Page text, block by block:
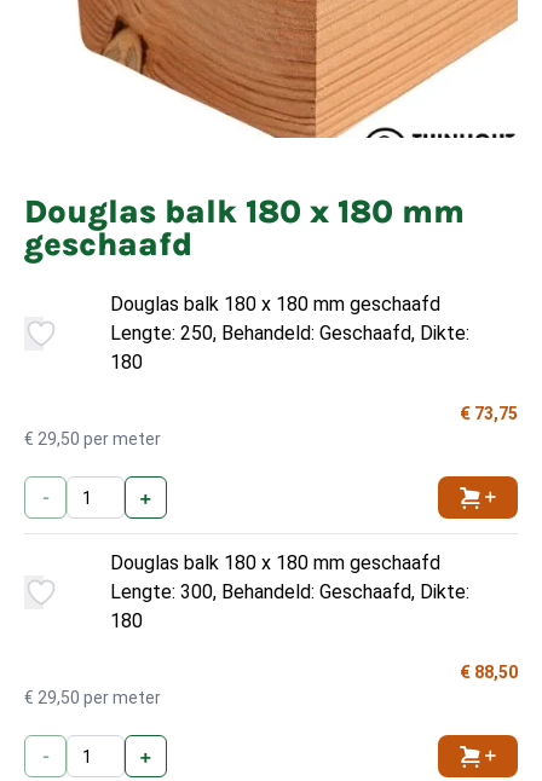
Douglas balk 180 x 180 mm
geschaafd
Douglas balk 180 x 180 mm geschaafd
Lengte: 250, Behandeld: Geschaafd, Dikte:
180
€ 73,75
€ 29,50 per meter
- +
Douglas balk 180 x 180 mm geschaafd
Lengte: 300, Behandeld: Geschaafd, Dikte:
180
€ 88,50
€ 29,50 per meter
- +